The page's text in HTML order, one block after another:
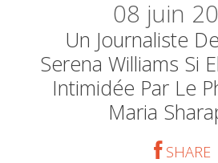
08 juin
Un Journaliste
Serena Williams Si
Intimidée Par Le
Maria
SHARE